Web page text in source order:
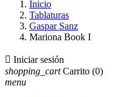
Inicio
Tablaturas
Gaspar Sanz
Mariona Book I
 Iniciar sesión
shopping_cart Carrito (0)
menu